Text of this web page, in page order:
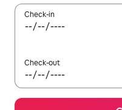
Check-in
Check-out